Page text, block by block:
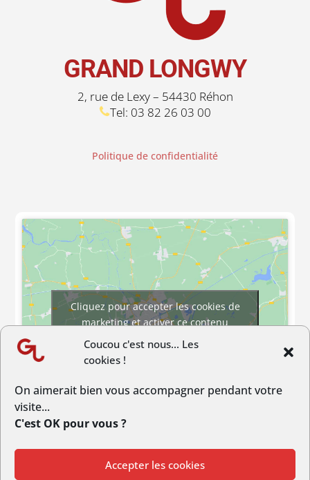
Coucou c'est nous... Les
cookies !
On aimerait bien vous accompagner pendant votre
visite...
C'est OK pour vous ?
Accepter les cookies
GRAND LONGWY
2, rue de Lexy – 54430 Réhon
Tel: 03 82 26 03 00
Politique de confidentialité
Cliquez pour accepter les cookies de
marketing et activer ce contenu